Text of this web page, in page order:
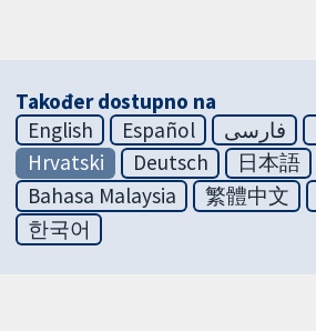
Također dostupno na
English
Español فارسی
Hrvatski
Deutsch
日本語
Bahasa Malaysia
繁體中文
한국어